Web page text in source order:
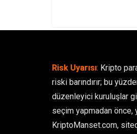
Risk Uyarısı: Kripto
riski barındırır; bu
düzenleyici kuruluşlar
seçim yapmadan önce,
KriptoManset.com,